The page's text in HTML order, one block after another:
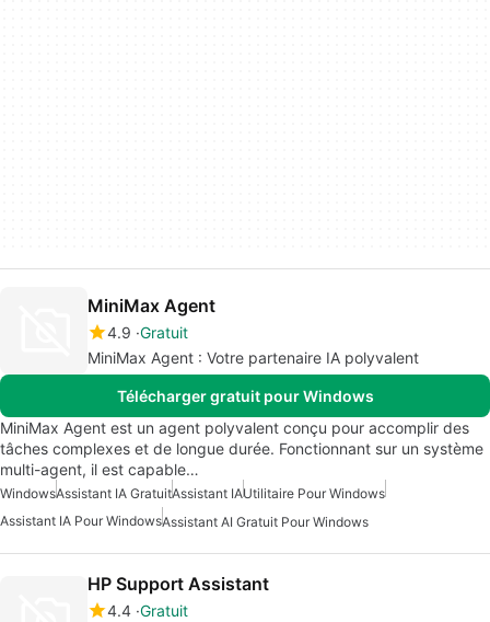
MiniMax Agent
4.9 Gratuit
MiniMax Agent : Votre partenaire IA polyvalent
Télécharger gratuit pour Windows
MiniMax Agent est un agent polyvalent conçu pour accomplir des
tâches complexes et de longue durée. Fonctionnant sur un système
multi-agent, il est capable…
WindowsAssistant IA GratuitAssistant IAUtilitaire Pour Windows
Assistant IA Pour WindowsAssistant AI Gratuit Pour Windows
HP Support Assistant
4.4 Gratuit